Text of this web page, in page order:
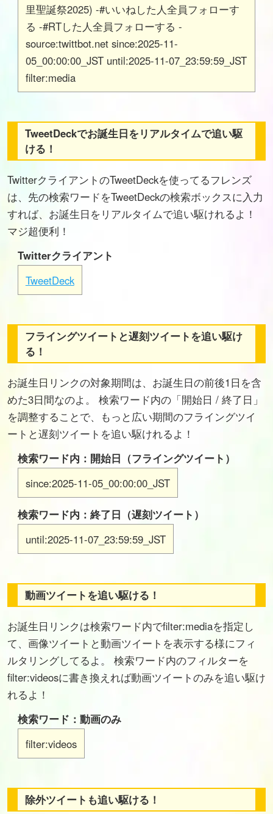
里聖誕祭2025) -#いいねした人全員フォローす
る -#RTした人全員フォローする -
source:twittbot.net since:2025-11-
05_00:00:00_JST until:2025-11-07_23:59:59_JST
filter:media
TweetDeckでお誕生日をリアルタイムで追い駆
ける！
TwitterクライアントのTweetDeckを使ってるフレンズ
は、先の検索ワードをTweetDeckの検索ボックスに入力
すれば、お誕生日をリアルタイムで追い駆けれるよ！
マジ超便利！
Twitterクライアント
TweetDeck
フライングツイートと遅刻ツイートを追い駆け
る！
お誕生日リンクの対象期間は、お誕生日の前後1日を含
めた3日間なのよ。 検索ワード内の「開始日 / 終了日」
を調整することで、もっと広い期間のフライングツイ
ートと遅刻ツイートを追い駆けれるよ！
検索ワード内：開始日（フライングツイート）
since:2025-11-05_00:00:00_JST
検索ワード内：終了日（遅刻ツイート）
until:2025-11-07_23:59:59_JST
動画ツイートを追い駆ける！
お誕生日リンクは検索ワード内でfilter:mediaを指定し
て、画像ツイートと動画ツイートを表示する様にフィ
ルタリングしてるよ。 検索ワード内のフィルターを
filter:videosに書き換えれば動画ツイートのみを追い駆け
れるよ！
検索ワード：動画のみ
filter:videos
除外ツイートも追い駆ける！